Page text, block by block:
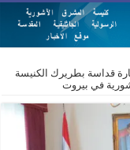
قداسة بطريرك الكنيسة
في بيروت